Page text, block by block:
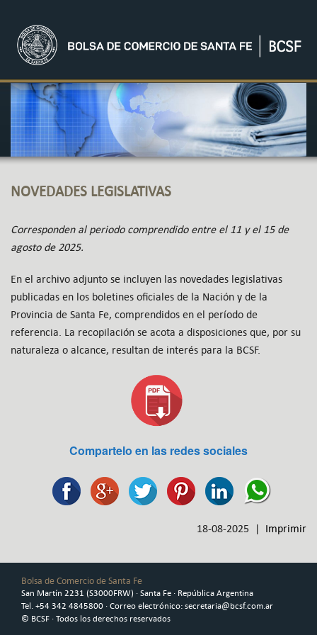
NOVEDADES LEGISLATIVAS
Corresponden al periodo comprendido entre el 11 y el 15 de
agosto de 2025.
En el archivo adjunto se incluyen las novedades legislativas
publicadas en los boletines oficiales de la Nación y de la
Provincia de Santa Fe, comprendidos en el período de
referencia. La recopilación se acota a disposiciones que, por su
naturaleza o alcance, resultan de interés para la BCSF.
Compartelo en las redes sociales
18-08-2025 | Imprimir
Bolsa de Comercio de Santa Fe
San Martín 2231 (S3000FRW) · Santa Fe · República Argentina
Tel. +54 342 4845800 · Correo electrónico: secretaria@bcsf.com.ar
© BCSF · Todos los derechos reservados